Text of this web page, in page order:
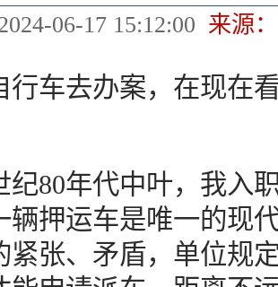
06-17 15:12:00 来源：
去办案，在现在看
年代中叶，我入职
辆押运车是唯一的现
紧张、矛盾，单位规